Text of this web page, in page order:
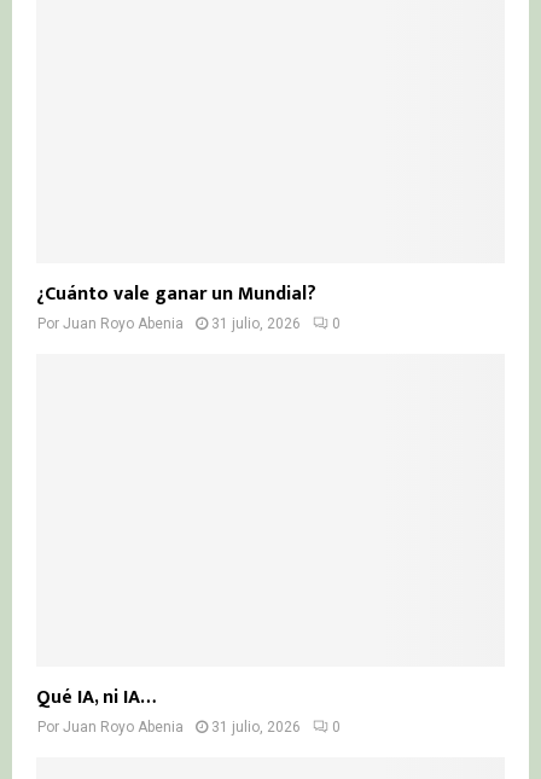
¿Cuánto vale ganar un Mundial?
Por Juan Royo Abenia 31 julio, 2026 0
Qué IA, ni IA…
Por Juan Royo Abenia 31 julio, 2026 0